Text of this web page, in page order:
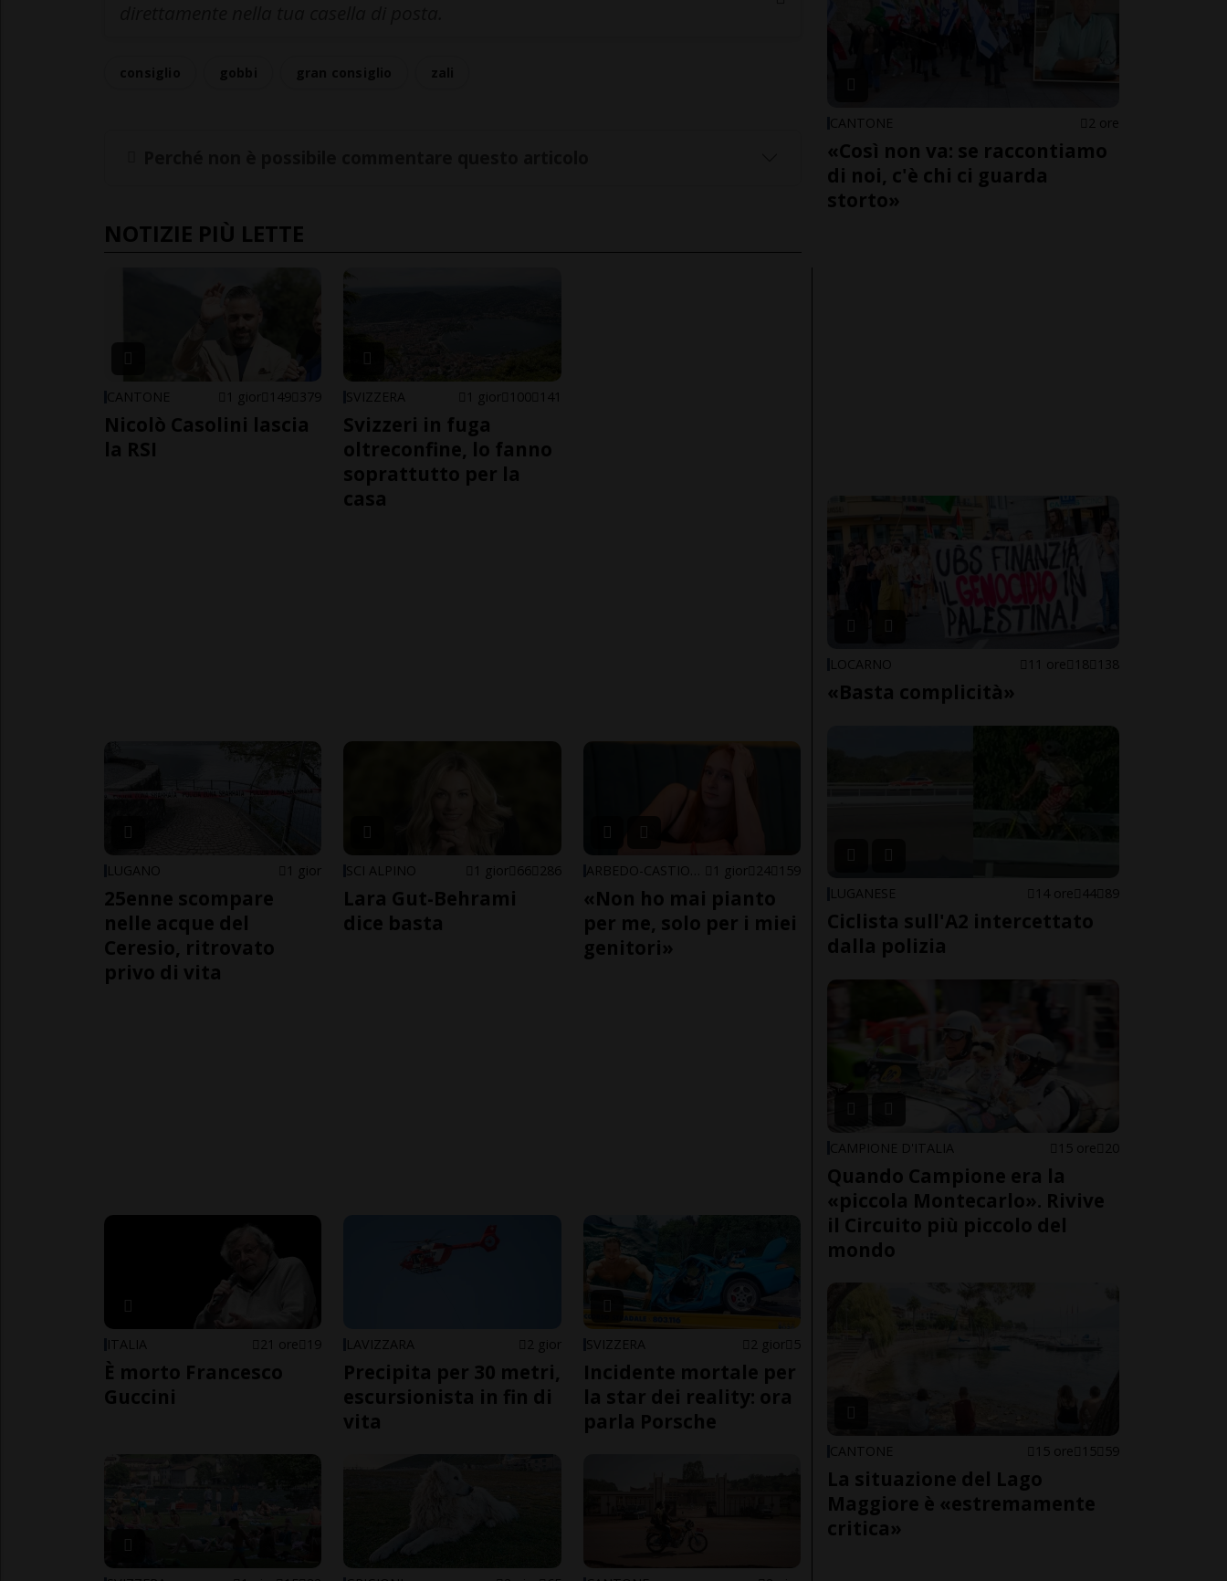
NOTIZIE PIÙ LETTE
CANTONE 1 gior 149 379
Nicolò Casolini lascia
la RSI
SVIZZERA 1 gior 100 141
Svizzeri in fuga
oltreconfine, lo fanno
soprattutto per la
casa
LUGANO 1 gior
25enne scompare
nelle acque del
Ceresio, ritrovato
privo di vita
SCI ALPINO 1 gior 66 286
Lara Gut-Behrami
dice basta
1 gior 24 159
«Non ho mai pianto
per me, solo per i miei
genitori»
ITALIA 21 ore 19
È morto Francesco
Guccini
LAVIZZARA 2 gior
Precipita per 30 metri,
escursionista in fin di
vita
SVIZZERA 2 gior 5
Incidente mortale per
la star dei reality: ora
parla Porsche
CANTONE 2 ore
«Così non va: se raccontiamo
di noi, c'è chi ci guarda
storto»
LOCARNO 11 ore 18 138
«Basta complicità»
LUGANESE 14 ore 44 89
Ciclista sull'A2 intercettato
dalla polizia
CAMPIONE D'ITALIA 15 ore 20
Quando Campione era la
«piccola Montecarlo». Rivive
il Circuito più piccolo del
mondo
CANTONE 15 ore 15 59
La situazione del Lago
Maggiore è «estremamente
critica»